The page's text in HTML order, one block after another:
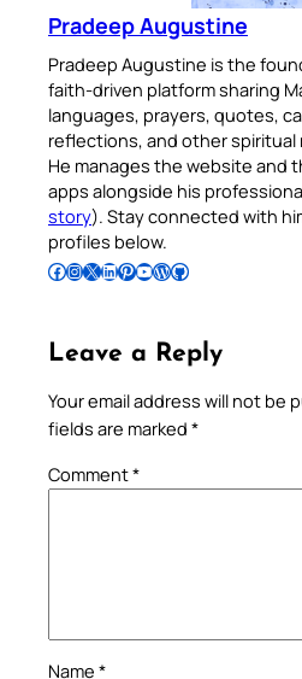
Pradeep Augustine
Pradeep Augustine is the
faith-driven platform sharing
languages, prayers, quotes,
reflections, and other spiritual
He manages the website and
apps alongside his
story). Stay connected with
profiles below.
Follow Pradeep on Facebook Follow Pradeep on InstagramFollow Pradeep on X Follow Pradeep on LinkedIn Follow Pradeep on Pinterest Subscribe to Pradeep’s Youtube Channel Follow Pradeep on WordPress Follow Pradeep on GitHub
Leave a Reply
Your email address will not be
fields are marked *
Comment*
Name *